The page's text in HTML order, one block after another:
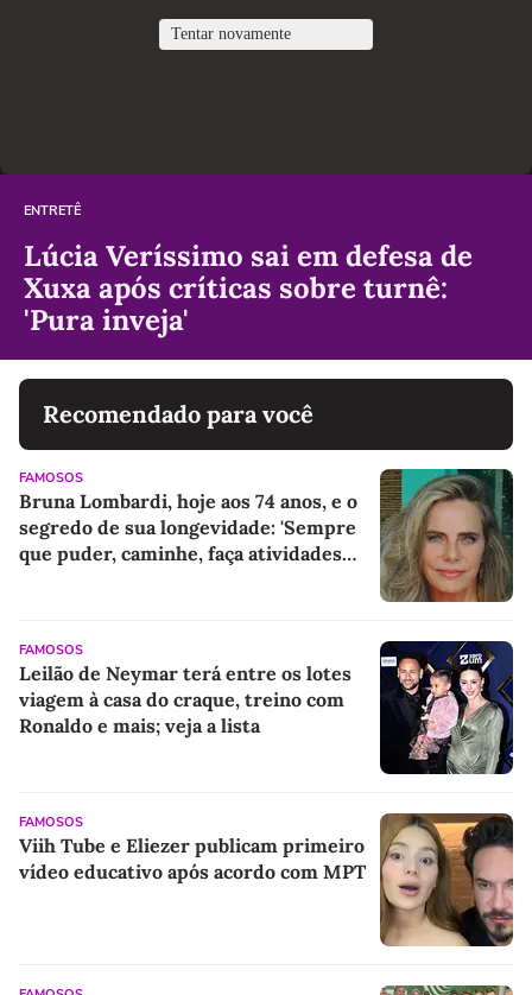
ENTRETÊ
Lúcia Veríssimo sai em defesa de
Xuxa após críticas sobre turnê:
'Pura inveja'
Recomendado para você
FAMOSOS
Bruna Lombardi, hoje aos 74 anos, e o
segredo de sua longevidade: 'Sempre
que puder, caminhe, faça atividades
FAMOSOS
Leilão de Neymar terá entre os lotes
viagem à casa do craque, treino com
Ronaldo e mais; veja a lista
FAMOSOS
Viih Tube e Eliezer publicam primeiro
vídeo educativo após acordo com MPT